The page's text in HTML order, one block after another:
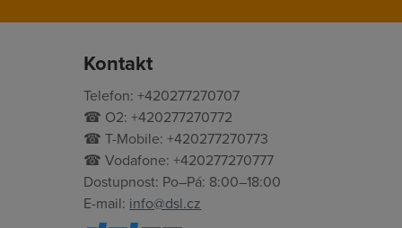
Kontakt
Telefon: +420277270707
☎ O2: +420277270772
☎ T-Mobile: +420277270773
☎ Vodafone: +420277270777
Dostupnost: Po–Pá: 8:00–18:00
E-mail: info@dsl.cz